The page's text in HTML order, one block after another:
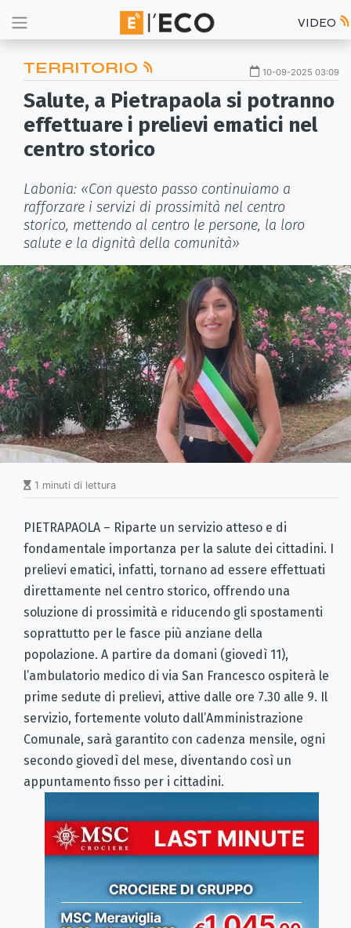
VIDEO
TERRITORIO 10-09-2025 03:09
Salute, a Pietrapaola si potranno
effettuare i prelievi ematici nel
centro storico
Labonia: «Con questo passo continuiamo a
rafforzare i servizi di prossimità nel centro
storico, mettendo al centro le persone, la loro
salute e la dignità della comunità»
1 minuti di lettura
PIETRAPAOLA – Riparte un servizio atteso e di
fondamentale importanza per la salute dei cittadini. I
prelievi ematici, infatti, tornano ad essere effettuati
direttamente nel centro storico, offrendo una
soluzione di prossimità e riducendo gli spostamenti
soprattutto per le fasce più anziane della
popolazione. A partire da domani (giovedì 11),
l’ambulatorio medico di via San Francesco ospiterà le
prime sedute di prelievi, attive dalle ore 7.30 alle 9. Il
servizio, fortemente voluto dall’Amministrazione
Comunale, sarà garantito con cadenza mensile, ogni
secondo giovedì del mese, diventando così un
appuntamento fisso per i cittadini.